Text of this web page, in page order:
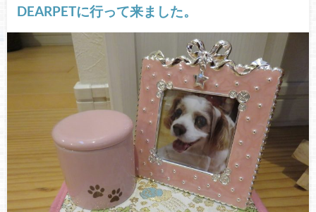
DEARPETに行って来ました。